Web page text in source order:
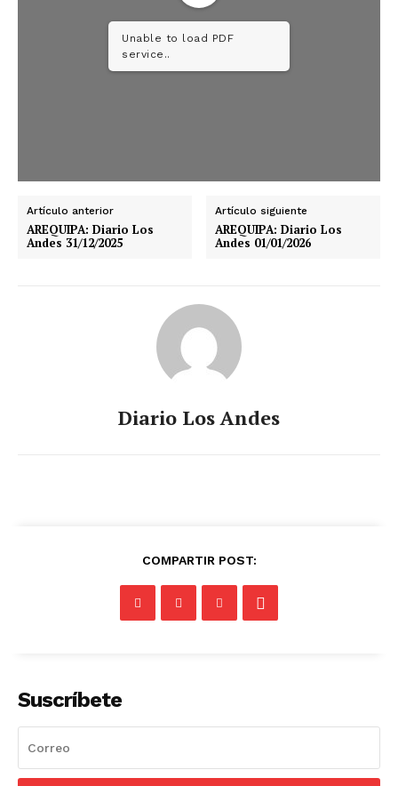
Unable to load PDF
service..
Artículo anterior
AREQUIPA: Diario Los
Andes 31/12/2025
Artículo siguiente
AREQUIPA: Diario Los
Andes 01/01/2026
Diario Los Andes
COMPARTIR POST:
Suscríbete